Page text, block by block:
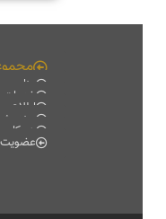
مجموعه
منابع
خدمات
اطلاع رسانی
سند پژوهی
همکاری با
عضویت در